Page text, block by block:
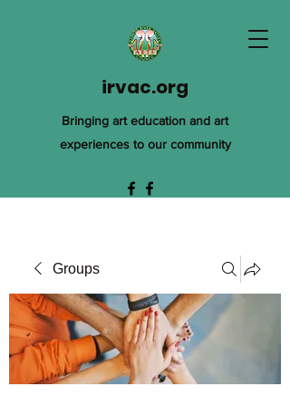
irvac.org
Bringing art education and art
experiences to our community
Groups